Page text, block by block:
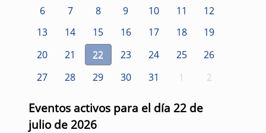
6
7 8 9 10 11
12
13
14 15 16 17 18
19
20
21 22 23 24 25
26
27
28 29 30 31 1 2
Eventos activos para el día 22 de
julio de 2026